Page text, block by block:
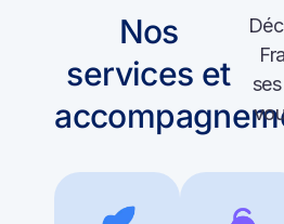
Nos
services et